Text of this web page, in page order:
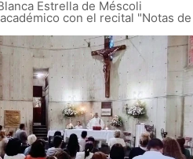
Estrella de Méscoli
con el recital "Notas de